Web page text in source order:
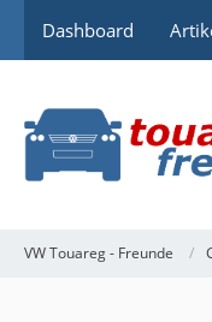
Dashboard
VW Touareg - Freunde